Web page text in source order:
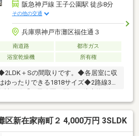
阪急神戸線 王子公園駅 徒歩8分
その他の交通
兵庫県神戸市灘区福住通３
南道路
都市ガス
浴室乾燥機 所有権
＋Sの間取りです。◆各居室に収
ったりできる1818サイズ◆2路線3駅
徒歩約16分・東海道本線「摩耶」駅よ
1階41.31㎡ 2階：40.50㎡◆南東側道路
◆カースペース1台ございます。(車種
学校・・・徒歩7分 ●上野中学
区新在家南町２ 4,000万円 3SLDK